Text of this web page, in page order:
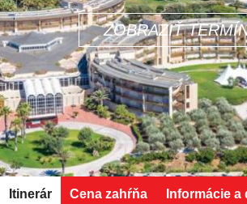
ZOBRAZIŤ
Itinerár Cena zahŕňa Informácie